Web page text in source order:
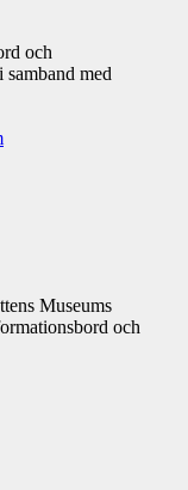
och
med
Museums
och